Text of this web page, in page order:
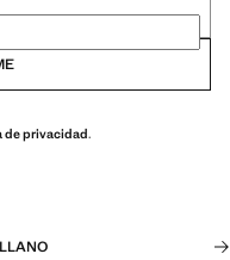
de privacidad.